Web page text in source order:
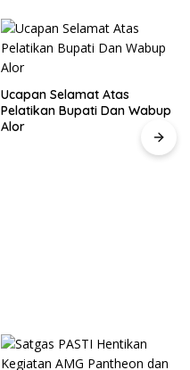
Ucapan Selamat Atas
Pelatikan Bupati Dan Wabup
Alor